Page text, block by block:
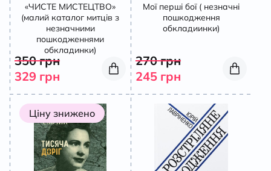
«ЧИСТЕ МИСТЕЦТВО»
(малий каталог митців з
незначними
пошкодженнями
обкладинки)
350грн
329 грн
Мої перші бої ( незначні
пошкодження
обкладиинки)
270грн
245 грн
Ціну знижено